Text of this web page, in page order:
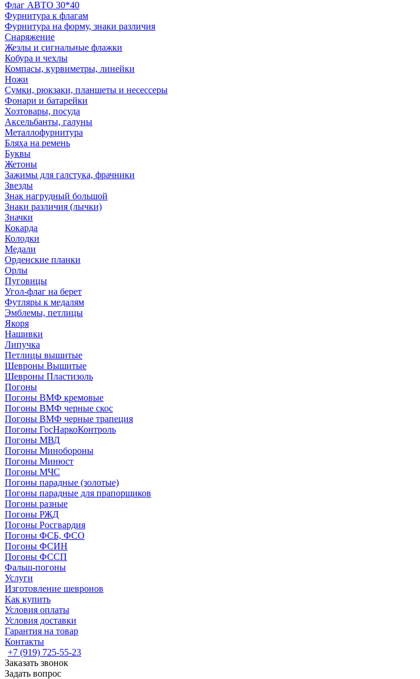
Флаг АВТО 30*40
Фурнитура к флагам
Фурнитура на форму, знаки различия
Снаряжение
Жезлы и сигнальные флажки
Кобура и чехлы
Компасы, курвиметры, линейки
Ножи
Сумки, рюкзаки, планшеты и несессеры
Фонари и батарейки
Хозтовары, посуда
Аксельбанты, галуны
Металлофурнитура
Бляха на ремень
Буквы
Жетоны
Зажимы для галстука, фрачники
Звезды
Знак нагрудный большой
Знаки различия (лычки)
Значки
Кокарда
Колодки
Медали
Орденские планки
Орлы
Пуговицы
Угол-флаг на берет
Футляры к медалям
Эмблемы, петлицы
Якоря
Нашивки
Липучка
Петлицы вышитые
Шевроны Вышитые
Шевроны Пластизоль
Погоны
Погоны ВМФ кремовые
Погоны ВМФ черные скос
Погоны ВМФ черные трапеция
Погоны ГосНаркоКонтроль
Погоны МВД
Погоны Минобороны
Погоны Минюст
Погоны МЧС
Погоны парадные (золотые)
Погоны парадные для прапорщиков
Погоны разные
Погоны РЖД
Погоны Росгвардия
Погоны ФСБ, ФСО
Погоны ФСИН
Погоны ФССП
Фальш-погоны
Услуги
Изготовление шевронов
Как купить
Условия оплаты
Условия доставки
Гарантия на товар
Контакты
+7 (919) 725-55-23
Заказать звонок
Задать вопрос